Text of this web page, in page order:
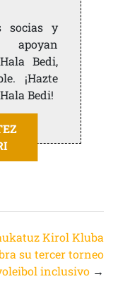
socias y
Bedi,
¡Hazte
Bedi!
Kirol Kluba
su tercer torneo
inclusivo →